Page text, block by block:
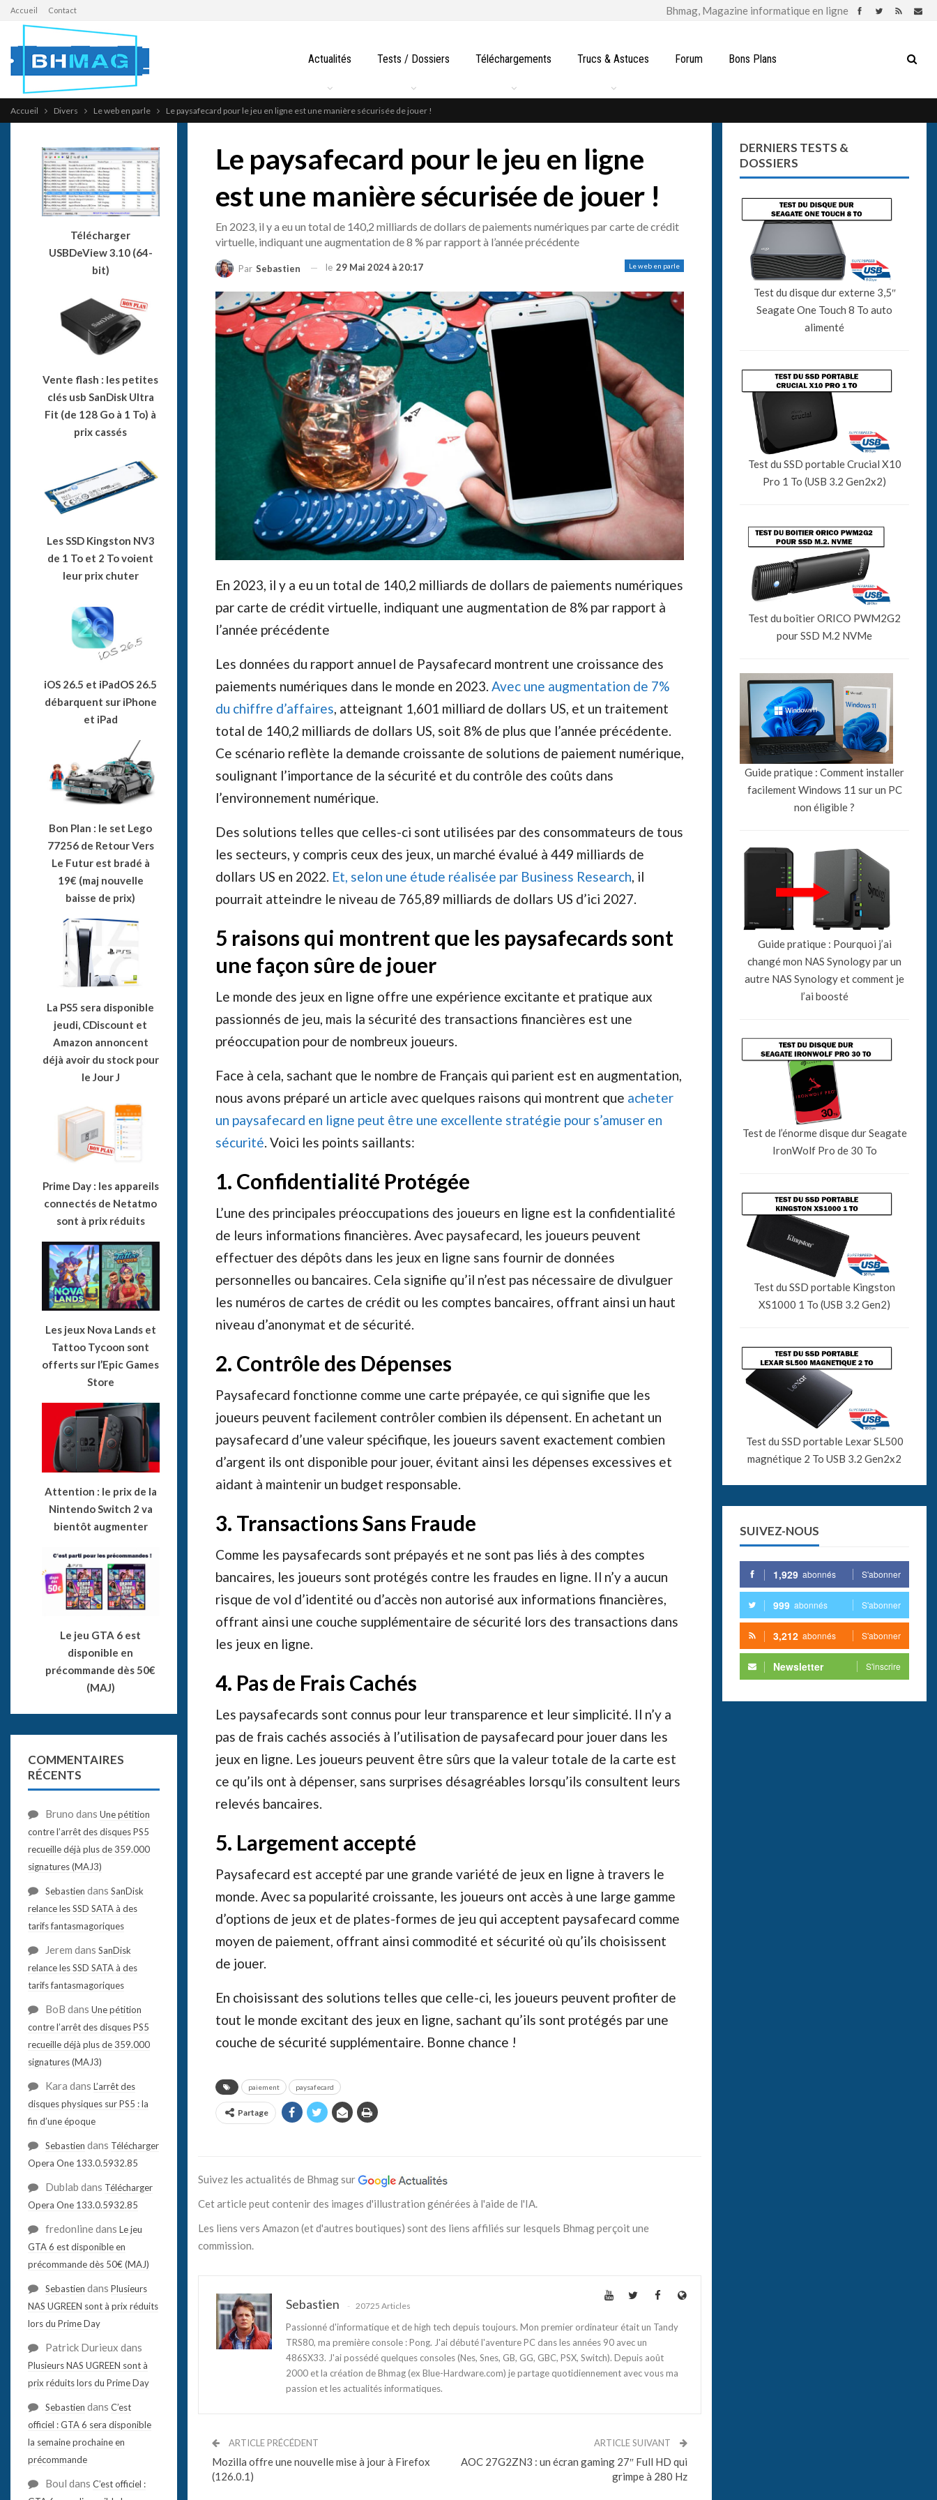
Accueil Contact
Actualités Tests / Dossiers Téléchargements Trucs & Astuces Forum Bons Plans
Accueil Divers Le web en parle Le paysafecard pour le jeu en ligne est une manière sécurisée de jouer !
Le paysafecard pour le jeu en ligne
est une manière sécurisée de jouer !
En 2023, il y a eu un total de 140,2 milliards de dollars de paiements numériques par carte de crédit
virtuelle, indiquant une augmentation de 8 % par rapport à l’année précédente
Le web en parle
Par Sebastien le 29 Mai 2024 à 20:17
En 2023, il y a eu un total de 140,2 milliards de dollars de paiements numériques
par carte de crédit virtuelle, indiquant une augmentation de 8% par rapport à
l’année précédente
Les données du rapport annuel de Paysafecard montrent une croissance des
paiements numériques dans le monde en 2023. Avec une augmentation de 7%
du chiffre d’affaires, atteignant 1,601 milliard de dollars US, et un traitement
total de 140,2 milliards de dollars US, soit 8% de plus que l’année précédente.
Ce scénario reflète la demande croissante de solutions de paiement numérique,
soulignant l’importance de la sécurité et du contrôle des coûts dans
l’environnement numérique.
Des solutions telles que celles-ci sont utilisées par des consommateurs de tous
les secteurs, y compris ceux des jeux, un marché évalué à 449 milliards de
dollars US en 2022. Et, selon une étude réalisée par Business Research, il
pourrait atteindre le niveau de 765,89 milliards de dollars US d’ici 2027.
5 raisons qui montrent que les paysafecards sont
une façon sûre de jouer
Le monde des jeux en ligne offre une expérience excitante et pratique aux
passionnés de jeu, mais la sécurité des transactions financières est une
préoccupation pour de nombreux joueurs.
Face à cela, sachant que le nombre de Français qui parient est en augmentation,
nous avons préparé un article avec quelques raisons qui montrent que acheter
un paysafecard en ligne peut être une excellente stratégie pour s’amuser en
sécurité. Voici les points saillants:
1. Confidentialité Protégée
L’une des principales préoccupations des joueurs en ligne est la confidentialité
de leurs informations financières. Avec paysafecard, les joueurs peuvent
effectuer des dépôts dans les jeux en ligne sans fournir de données
personnelles ou bancaires. Cela signifie qu’il n’est pas nécessaire de divulguer
les numéros de cartes de crédit ou les comptes bancaires, offrant ainsi un haut
niveau d’anonymat et de sécurité.
2. Contrôle des Dépenses
Paysafecard fonctionne comme une carte prépayée, ce qui signifie que les
joueurs peuvent facilement contrôler combien ils dépensent. En achetant un
paysafecard d’une valeur spécifique, les joueurs savent exactement combien
d’argent ils ont disponible pour jouer, évitant ainsi les dépenses excessives et
aidant à maintenir un budget responsable.
3. Transactions Sans Fraude
Comme les paysafecards sont prépayés et ne sont pas liés à des comptes
bancaires, les joueurs sont protégés contre les fraudes en ligne. Il n’y a aucun
risque de vol d’identité ou d’accès non autorisé aux informations financières,
offrant ainsi une couche supplémentaire de sécurité lors des transactions dans
les jeux en ligne.
4. Pas de Frais Cachés
Les paysafecards sont connus pour leur transparence et leur simplicité. Il n’y a
pas de frais cachés associés à l’utilisation de paysafecard pour jouer dans les
jeux en ligne. Les joueurs peuvent être sûrs que la valeur totale de la carte est
ce qu’ils ont à dépenser, sans surprises désagréables lorsqu’ils consultent leurs
relevés bancaires.
5. Largement accepté
Paysafecard est accepté par une grande variété de jeux en ligne à travers le
monde. Avec sa popularité croissante, les joueurs ont accès à une large gamme
d’options de jeux et de plates-formes de jeu qui acceptent paysafecard comme
moyen de paiement, offrant ainsi commodité et sécurité où qu’ils choisissent
de jouer.
En choisissant des solutions telles que celle-ci, les joueurs peuvent profiter de
tout le monde excitant des jeux en ligne, sachant qu’ils sont protégés par une
couche de sécurité supplémentaire. Bonne chance !
paiement paysafecard
Partage
Suivez les actualités de Bhmag sur
Cet article peut contenir des images d'illustration générées à l'aide de l'IA.
Les liens vers Amazon (et d'autres boutiques) sont des liens affiliés sur lesquels Bhmag perçoit une
commission.
Sebastien 20725 Articles
Passionné d'informatique et de high tech depuis toujours. Mon premier ordinateur était un Tandy
TRS80, ma première console : Pong. J'ai débuté l'aventure PC dans les années 90 avec un
486SX33. J'ai possédé quelques consoles (Nes, Snes, GB, GG, GBC, PSX, Switch). Depuis août
2000 et la création de Bhmag (ex Blue-Hardware.com) je partage quotidiennement avec vous ma
passion et les actualités informatiques.
ARTICLE PRÉCÉDENT
Mozilla offre une nouvelle mise à jour à Firefox
(126.0.1)
ARTICLE SUIVANT
AOC 27G2ZN3 : un écran gaming 27″ Full HD qui
grimpe à 280 Hz
DERNIERS TESTS &
DOSSIERS
Test du disque dur externe 3,5″
Seagate One Touch 8 To auto
alimenté
Test du SSD portable Crucial X10
Pro 1 To (USB 3.2 Gen2x2)
Test du boîtier ORICO PWM2G2
pour SSD M.2 NVMe
Guide pratique : Comment installer
facilement Windows 11 sur un PC
non éligible ?
Guide pratique : Pourquoi j’ai
changé mon NAS Synology par un
autre NAS Synology et comment je
l’ai boosté
Test de l’énorme disque dur Seagate
IronWolf Pro de 30 To
Test du SSD portable Kingston
XS1000 1 To (USB 3.2 Gen2)
Test du SSD portable Lexar SL500
magnétique 2 To USB 3.2 Gen2x2
SUIVEZ-NOUS
1,929 abonnés S'abonner
999 abonnés S'abonner
3,212 abonnés S'abonner
Newsletter S'inscrire
Télécharger
USBDeView 3.10 (64-
bit)
Vente flash : les petites
clés usb SanDisk Ultra
Fit (de 128 Go à 1 To) à
prix cassés
Les SSD Kingston NV3
de 1 To et 2 To voient
leur prix chuter
iOS 26.5 et iPadOS 26.5
débarquent sur iPhone
et iPad
Bon Plan : le set Lego
77256 de Retour Vers
Le Futur est bradé à
19€ (maj nouvelle
baisse de prix)
La PS5 sera disponible
jeudi, CDiscount et
Amazon annoncent
déjà avoir du stock pour
le Jour J
Prime Day : les appareils
connectés de Netatmo
sont à prix réduits
Les jeux Nova Lands et
Tattoo Tycoon sont
offerts sur l’Epic Games
Store
Attention : le prix de la
Nintendo Switch 2 va
bientôt augmenter
Le jeu GTA 6 est
disponible en
précommande dès 50€
(MAJ)
COMMENTAIRES
RÉCENTS
Bruno dans Une pétition
contre l’arrêt des disques PS5
recueille déjà plus de 359.000
signatures (MAJ3)
Sebastien dans SanDisk
relance les SSD SATA à des
tarifs fantasmagoriques
Jerem dans SanDisk
relance les SSD SATA à des
tarifs fantasmagoriques
BoB dans Une pétition
contre l’arrêt des disques PS5
recueille déjà plus de 359.000
signatures (MAJ3)
Kara dans L’arrêt des
disques physiques sur PS5 : la
fin d’une époque
Sebastien dans Télécharger
Opera One 133.0.5932.85
Dublab dans Télécharger
Opera One 133.0.5932.85
fredonlinedans Le jeu
GTA 6 est disponible en
précommande dès 50€ (MAJ)
Sebastien dans Plusieurs
NAS UGREEN sont à prix réduits
lors du Prime Day
Patrick Durieux dans
Plusieurs NAS UGREEN sont à
prix réduits lors du Prime Day
Sebastien dans C’est
officiel : GTA 6 sera disponible
la semaine prochaine en
précommande
Boul dans C’est officiel :